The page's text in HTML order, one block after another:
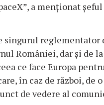
a menţionat şeful
singurul
României, dar şi
ce face Europa
în caz de război, de
de vedere al